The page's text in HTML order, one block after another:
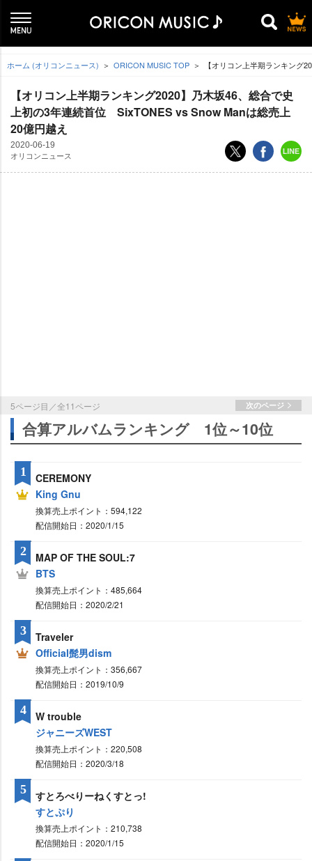
ホーム (オリコンニュース) ORICON MUSIC TOP 【オリコン上半期ランキング
【オリコン上半期ランキング2020】乃木坂46、総合で史
上初の3年連続首位 SixTONES vs Snow Manは総売上
20億円越え
2020-06-19
オリコンニュース
5ページ目／全11ページ 次のページ
合算アルバムランキング 1位～10位
CEREMONY
King Gnu
換算売上ポイント：594,122
配信開始日：2020/1/15
1
MAP OF THE SOUL:7
BTS
換算売上ポイント：485,664
配信開始日：2020/2/21
2
Traveler
Official髭男dism
換算売上ポイント：356,667
配信開始日：2019/10/9
3
W trouble
ジャニーズWEST
換算売上ポイント：220,508
配信開始日：2020/3/18
4
すとろべりーねくすとっ!
すとぷり
換算売上ポイント：210,738
配信開始日：2020/1/15
5